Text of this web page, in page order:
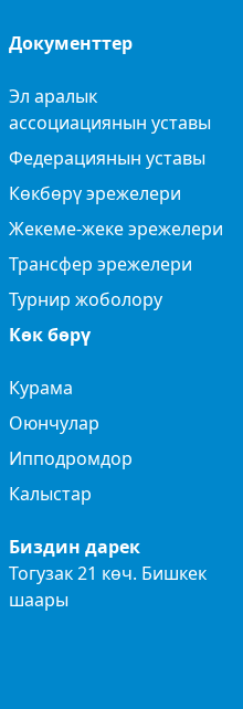
Документтер
Эл аралык
ассоциациянын уставы
Федерациянын уставы
Көкбөрү эрежелери
Жекеме-жеке эрежелери
Трансфер эрежелери
Турнир жоболору
Көк бөрү
Курама
Оюнчулар
Ипподромдор
Калыстар
Биздин дарек
Тогузак 21 көч. Бишкек
шаары